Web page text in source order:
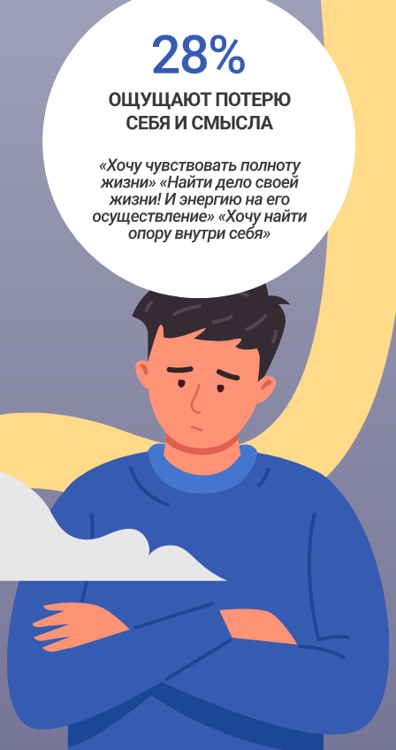
Практики марафона были
Но чтобы принять себя,
надо сначала себя
понять. Как это сделать?
Здесь на помощь
приходит наука
Что предлагает наука?
В йоге это один из базовых
принципов и называется
Сантоша
— состояние
ментального спокойствия —
принятие себя и
происходящего вокруг, не
отменяющее развитие и
движение вперед. Это
движение из состояния
полноты, благодарности и
равновесия.